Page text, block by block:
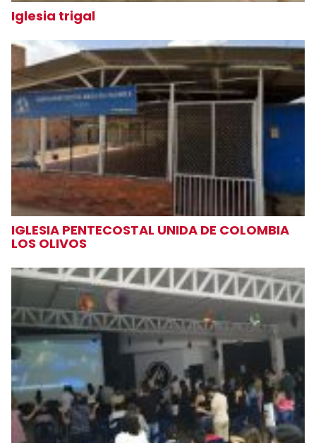
Iglesia trigal
IGLESIA PENTECOSTAL UNIDA DE COLOMBIA
LOS OLIVOS